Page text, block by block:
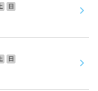
日
日